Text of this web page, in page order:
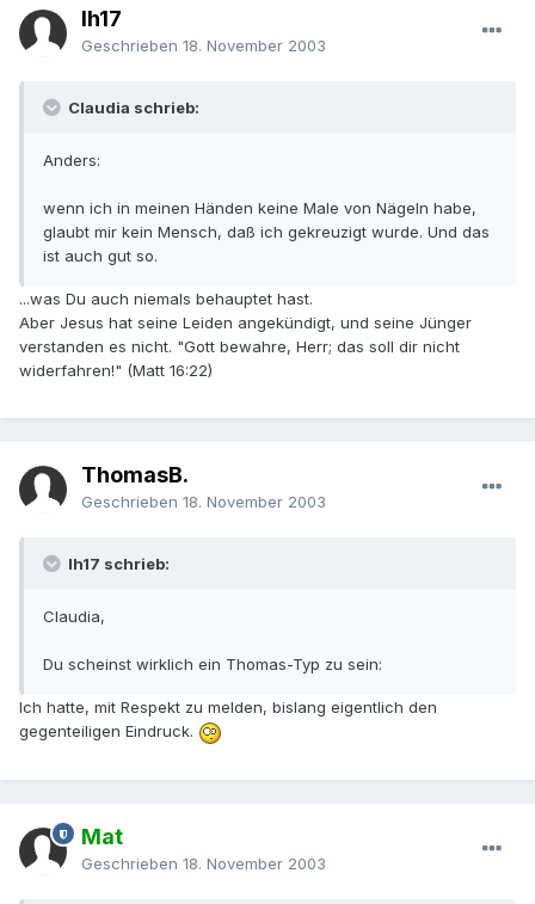
lh17
Geschrieben 18. November 2003
Claudia schrieb:
Anders:
wenn ich in meinen Händen keine Male von Nägeln habe,
glaubt mir kein Mensch, daß ich gekreuzigt wurde. Und das
ist auch gut so.
...was Du auch niemals behauptet hast.
Aber Jesus hat seine Leiden angekündigt, und seine Jünger
verstanden es nicht. "Gott bewahre, Herr; das soll dir nicht
widerfahren!" (Matt 16:22)
ThomasB.
Geschrieben 18. November 2003
lh17 schrieb:
Claudia,
Du scheinst wirklich ein Thomas-Typ zu sein:
Ich hatte, mit Respekt zu melden, bislang eigentlich den
gegenteiligen Eindruck.
Mat
Geschrieben 18. November 2003